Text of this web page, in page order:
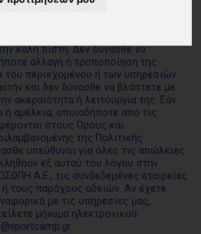
και τις ειδικές προειδοποιήσεις ή
που αναρτώνται σε αυτήν.
πάντοτε σύμφωνα με το νόμο, τα
καλή πίστη. Δεν δύνασθε να
αλλαγή ή τροποποίηση της
του περιεχομένου ή των υπηρεσιών
και δεν δύνασθε να βλάπτετε με
ακεραιότητα ή λειτουργία της. Εάν
αμέλεια, οποιαδήποτε από τις
στους Όρους και
της Πολιτικής
υπεύθυνοι για όλες τις απώλειες
εξ αυτού του λόγου στην
Α.Ε., τις συνδεδεμένες εταιρείες
ή τους παρόχους αδειών. Αν έχετε
με τις υπηρεσίες μας,
μήνυμα ηλεκτρονικού